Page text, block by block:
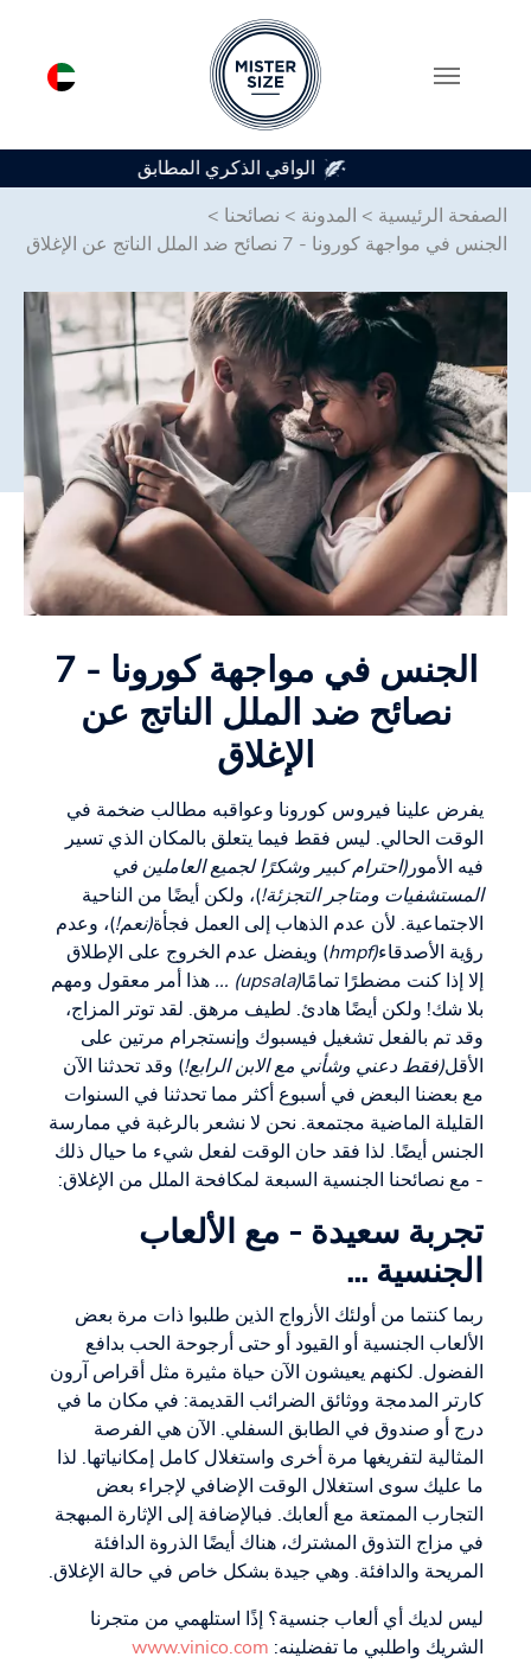
متوفر في 7 أحجام للواقي الذكري
الصفحة الرئيسية > المدونة > نصائحنا >
الجنس في مواجهة كورونا - 7 نصائح ضد الملل الناتج عن الإغلاق
الجنس في مواجهة كورونا - 7
نصائح ضد الملل الناتج عن
الإغلاق
يفرض علينا فيروس كورونا وعواقبه مطالب ضخمة في
الوقت الحالي. ليس فقط فيما يتعلق بالمكان الذي تسير
فيه الأمور(احترام كبير وشكرًا لجميع العاملين في
المستشفيات ومتاجر التجزئة!)، ولكن أيضًا من الناحية
الاجتماعية. لأن عدم الذهاب إلى العمل فجأة(نعم!)، وعدم
رؤية الأصدقاء(hmpf
) ويفضل عدم الخروج على الإطلاق
إلا إذا كنت مضطرًا تمامًا(upsala) ...
هذا أمر معقول ومهم
بلا شك! ولكن أيضًا هادئ. لطيف مرهق. لقد توتر المزاج،
وقد تم بالفعل تشغيل فيسبوك وإنستجرام مرتين على
الأقل(فقط دعني وشأني مع الابن الرابع!) وقد تحدثنا الآن
مع بعضنا البعض في أسبوع أكثر مما تحدثنا في السنوات
القليلة الماضية مجتمعة. نحن لا نشعر بالرغبة في ممارسة
الجنس أيضًا. لذا فقد حان الوقت لفعل شيء ما حيال ذلك
- مع نصائحنا الجنسية السبعة لمكافحة الملل من الإغلاق:
تجربة سعيدة - مع الألعاب
الجنسية ...
ربما كنتما من أولئك الأزواج الذين طلبوا ذات مرة بعض
الألعاب الجنسية أو القيود أو حتى أرجوحة الحب بدافع
الفضول. لكنهم يعيشون الآن حياة مثيرة مثل أقراص آرون
كارتر المدمجة ووثائق الضرائب القديمة: في مكان ما في
درج أو صندوق في الطابق السفلي. الآن هي الفرصة
المثالية لتفريغها مرة أخرى واستغلال كامل إمكانياتها. لذا
ما عليك سوى استغلال الوقت الإضافي لإجراء بعض
التجارب الممتعة مع ألعابك. فبالإضافة إلى الإثارة المبهجة
في مزاج التذوق المشترك، هناك أيضًا الذروة الدافئة
المريحة والدافئة. وهي جيدة بشكل خاص في حالة الإغلاق.
ليس لديك أي ألعاب جنسية؟ إذًا استلهمي من متجرنا
الشريك واطلبي ما تفضلينه: www.vinico.com